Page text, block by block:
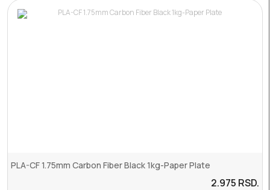
PLA-CF 1.75mm Carbon Fiber Black 1kg-Paper Plate
2.975 RSD.